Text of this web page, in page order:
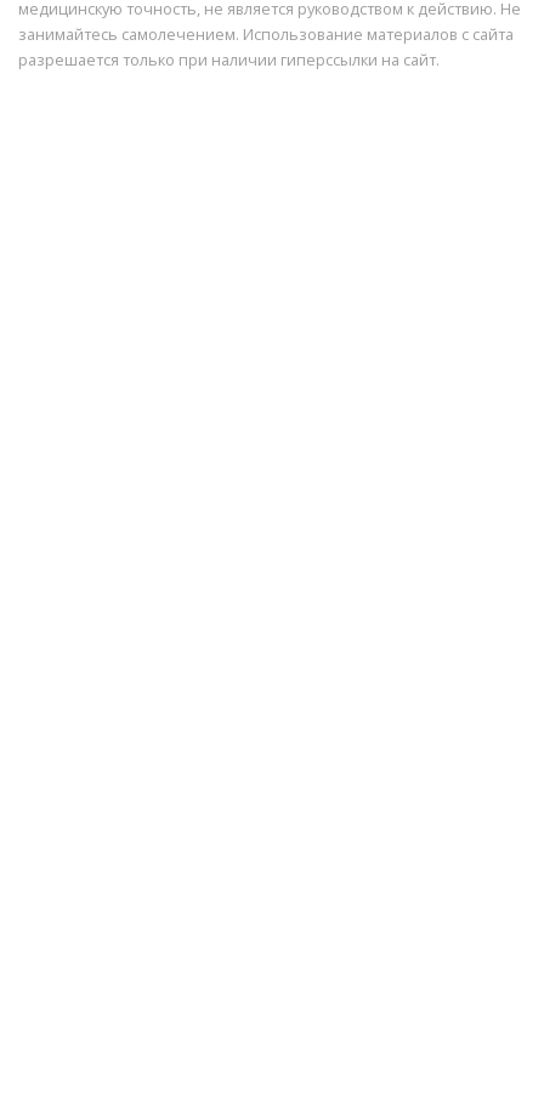
медицинскую точность, не является руководством к действию. Не
занимайтесь самолечением. Использование материалов с сайта
разрешается только при наличии гиперссылки на сайт.